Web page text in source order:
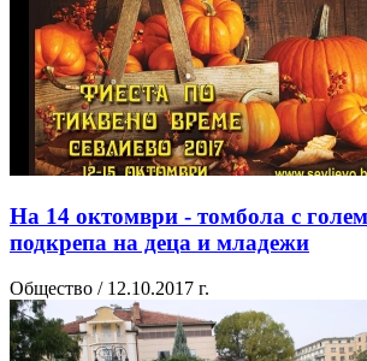
На 14 октомври - томбола с
подкрепа на деца и младежи
Общество / 12.10.2017 г.